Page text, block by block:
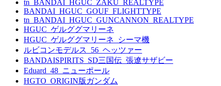
tn_BANDAI_HGUC_ZAKU_REALTYPE
BANDAI_HGUC_GOUF_FLIGHTTYPE
tn_BANDAI_HGUC_GUNCANNON_REALTYPE
HGUC_ゲルググマリーネ
HGUC_ゲルググマリーネ_シーマ機
ルビコンモデルス_56_ヘッツァー
BANDAISPIRITS_SD三国伝_張遼サザビー
Eduard_48_ニューポール
HGTO_ORIGIN版ガンダム